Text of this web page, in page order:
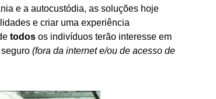
e a autocustódia, as soluções hoje
e criar uma experiência
todos os indivíduos terão interesse em
(fora da internet e/ou de acesso de